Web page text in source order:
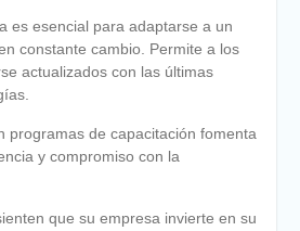
es esencial para adaptarse a un
constante cambio. Permite a los
actualizados con las últimas
programas de capacitación fomenta
y compromiso con la
que su empresa invierte en su